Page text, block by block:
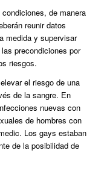
de manera
reunir datos
medida y supervisar
precondiciones por
riesgos.
el riesgo de una
de la sangre. En
nuevas con
de hombres con
Los gays estaban
de la posibilidad de